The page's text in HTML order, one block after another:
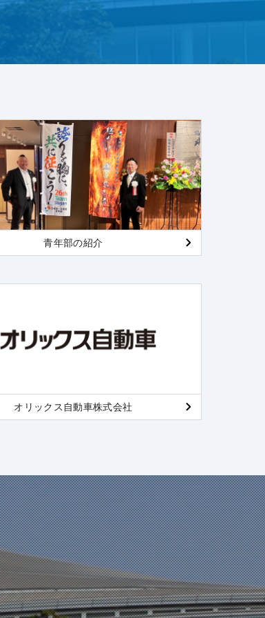
青年部の紹介
オリックス自動車株式会社